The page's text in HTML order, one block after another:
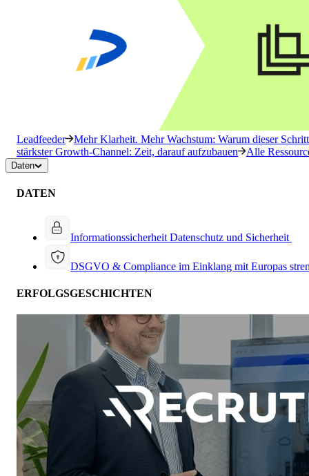
Leadfeeder
Mehr Klarheit. Mehr Wachstum: Warum dieser
stärkster Growth-Channel: Zeit, darauf aufzubauen
Alle
Daten
DATEN
Informationssicherheit Datenschutz und Sicherheit
DSGVO & Compliance im Einklang mit Europas
ERFOLGSGESCHICHTEN